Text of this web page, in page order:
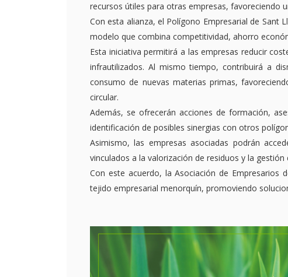
recursos útiles para otras empresas, favoreciendo
Con esta alianza, el Polígono Empresarial de Sant
modelo que combina competitividad, ahorro
Esta iniciativa permitirá a las empresas reducir
infrautilizados. Al mismo tiempo, contribuirá a
consumo de nuevas materias primas,
circular.
Además, se ofrecerán acciones de formación,
identificación de posibles sinergias con otros
Asimismo, las empresas asociadas podrán
vinculados a la valorización de residuos y la
Con este acuerdo, la Asociación de Empresarios
tejido empresarial menorquín, promoviendo